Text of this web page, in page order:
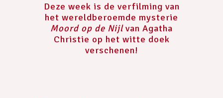
Deze week is de verfilming van
het wereldberoemde mysterie
Moord op de Nijlvan Agatha
Christie op het witte doek
verschenen!